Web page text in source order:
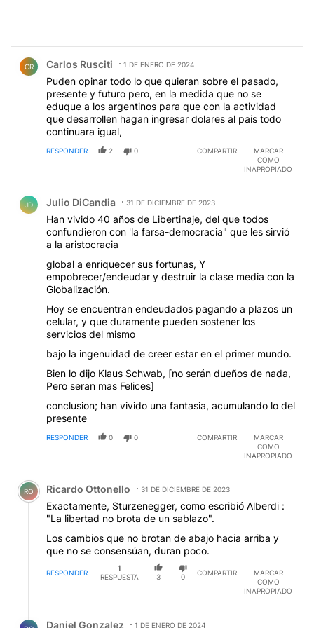
CR Carlos Rusciti 1 DE ENERO DE 2024
Puden opinar todo lo que quieran sobre el pasado,
presente y futuro pero, en la medida que no se
eduque a los argentinos para que con la actividad
que desarrollen hagan ingresar dolares al pais todo
continuara igual,
RESPONDER 2 0 COMPARTIR
MARCAR
COMO
INAPROPIADO
JD Julio DiCandia 31 DE DICIEMBRE DE 2023
Han vivido 40 años de Libertinaje, del que todos
confundieron con 'la farsa-democracia" que les sirvió
a la aristocracia
global a enriquecer sus fortunas, Y
empobrecer/endeudar y destruir la clase media con la
Globalización.
Hoy se encuentran endeudados pagando a plazos un
celular, y que duramente pueden sostener los
servicios del mismo
bajo la ingenuidad de creer estar en el primer mundo.
Bien lo dijo Klaus Schwab, [no serán dueños de nada,
Pero seran mas Felices]
conclusion; han vivido una fantasia, acumulando lo del
presente
RESPONDER 0 0 COMPARTIR
MARCAR
COMO
INAPROPIADO
Comentario de Ricardo Ottonello.
RO Ricardo Ottonello 31 DE DICIEMBRE DE 2023
Exactamente, Sturzenegger, como escribió Alberdi :
"La libertad no brota de un sablazo".
Los cambios que no brotan de abajo hacia arriba y
que no se consensúan, duran poco.
RESPONDER
1
RESPUESTA
3 0
COMPARTIR
MARCAR
COMO
INAPROPIADO
Daniel Gonzalez 1 DE ENERO DE 2024